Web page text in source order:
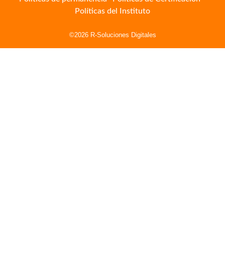
Políticas del Instituto
©2026 R-Soluciones Digitales